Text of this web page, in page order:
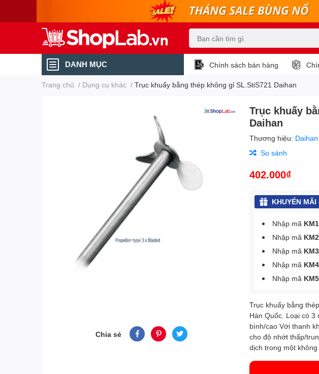
DANH MỤC Chính sách bán hàng
Trang chủ / Dụng cụ khác / Trục khuấy bằng thép không gỉ SL.StiS721 Daihan
Chia sẻ
Trục khuấy
Daihan
Thương hiệu: Daihan
So sánh
402.000₫
KHUYẾN
Nhập mã KM1
Nhập mã KM2
Nhập mã KM3
Nhập mã KM4
Nhập mã KM5
Trục khuấy bằng
Hàn Quốc. Loại có 3
bình/cao Với thanh
cho độ nhớt thấp/
dịch trong một không